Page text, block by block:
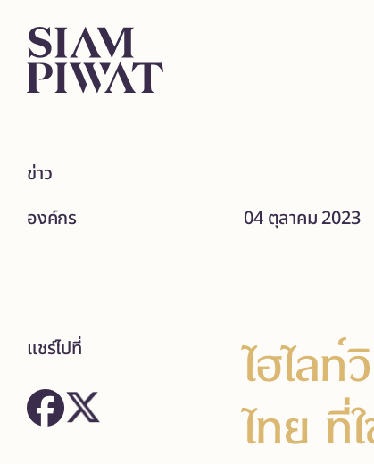
ข่าว
องค์กร
แชร์ไปที่
04 ตุลาคม 2023
ไฮไล
ไทย ที่